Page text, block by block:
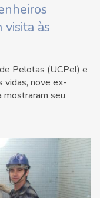
visita às
Pelotas (UCPel) e
vidas, nove ex-
mostraram seu